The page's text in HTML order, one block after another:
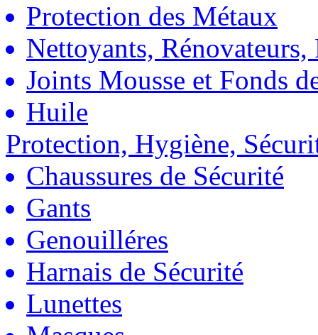
Protection des Métaux
Nettoyants, Rénovateurs,
Joints Mousse et Fonds
Huile
Protection, Hygiène,
Chaussures de Sécurité
Gants
Genouilléres
Harnais de Sécurité
Lunettes